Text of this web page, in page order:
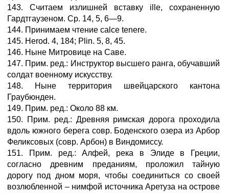
143. Считаем излишней вставку ille, сохраненную
Гардтгаузеном. Ср. 14, 5, 6—9.
144. Принимаем чтение calce tenere.
145. Herod. 4, 184; Plin. 5, 8, 45.
146. Ныне Митровице на Саве.
147. Прим. ред.: Инструктор высшего ранга, обучавший
солдат военному искусству.
148. Ныне территория швейцарского кантона
Граубюнден.
149. Прим. ред.: Около 88 км.
150. Прим. ред.: Древняя римская дорога проходила
вдоль южного берега совр. Боденского озера из Арбор
Феликсовых (совр. Арбон) в Виндомиссу.
151. Прим. ред.: Алфей, река в Элиде в Греции,
согласно древним преданиям, проложил тайную
дорогу под дном моря, чтобы соединиться со своей
возлюбленной – нимфой источника Аретуза на острове